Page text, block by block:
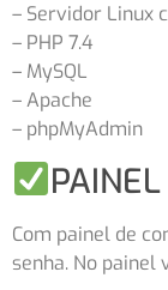
– Servidor Linux
– PHP 7.4
– MySQL
– Apache
– phpMyAdmin
Com painel de
senha. No painel